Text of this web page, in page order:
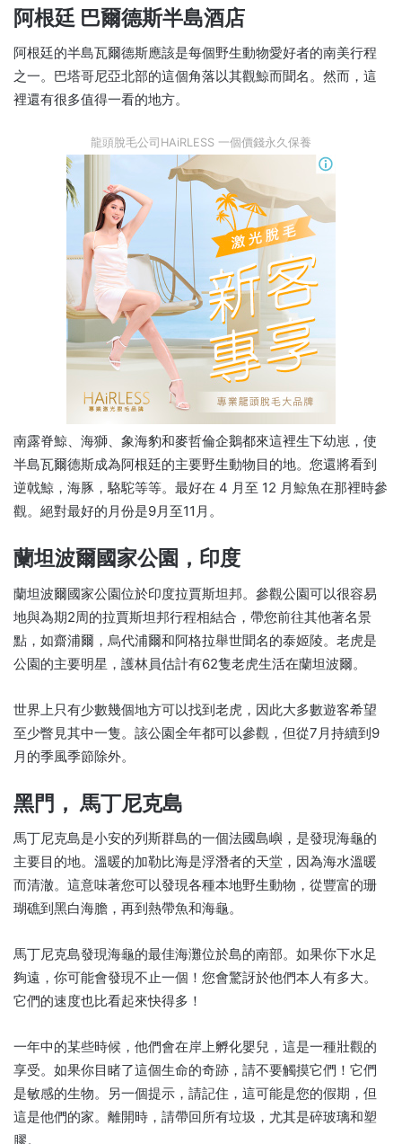
阿根廷 巴爾德斯半島酒店
阿根廷的半島瓦爾德斯應該是每個野生動物愛好者的南美行程
之一。巴塔哥尼亞北部的這個角落以其觀鯨而聞名。然而，這
裡還有很多值得一看的地方。
龍頭脫毛公司HAiRLESS 一個價錢永久保養
南露脊鯨、海獅、象海豹和麥哲倫企鵝都來這裡生下幼崽，使
半島瓦爾德斯成為阿根廷的主要野生動物目的地。您還將看到
逆戟鯨，海豚，駱駝等等。最好在 4 月至 12 月鯨魚在那裡時參
觀。絕對最好的月份是9月至11月。
蘭坦波爾國家公園，印度
蘭坦波爾國家公園位於印度拉賈斯坦邦。參觀公園可以很容易
地與為期2周的拉賈斯坦邦行程相結合，帶您前往其他著名景
點，如齋浦爾，烏代浦爾和阿格拉舉世聞名的泰姬陵。老虎是
公園的主要明星，護林員估計有62隻老虎生活在蘭坦波爾。
世界上只有少數幾個地方可以找到老虎，因此大多數遊客希望
至少瞥見其中一隻。該公園全年都可以參觀，但從7月持續到9
月的季風季節除外。
黑門， 馬丁尼克島
馬丁尼克島是小安的列斯群島的一個法國島嶼，是發現海龜的
主要目的地。溫暖的加勒比海是浮潛者的天堂，因為海水溫暖
而清澈。這意味著您可以發現各種本地野生動物，從豐富的珊
瑚礁到黑白海膽，再到熱帶魚和海龜。
馬丁尼克島發現海龜的最佳海灘位於島的南部。如果你下水足
夠遠，你可能會發現不止一個！您會驚訝於他們本人有多大。
它們的速度也比看起來快得多！
一年中的某些時候，他們會在岸上孵化嬰兒，這是一種壯觀的
享受。如果你目睹了這個生命的奇跡，請不要觸摸它們！它們
是敏感的生物。另一個提示，請記住，這可能是您的假期，但
這是他們的家。離開時，請帶回所有垃圾，尤其是碎玻璃和塑
膠。